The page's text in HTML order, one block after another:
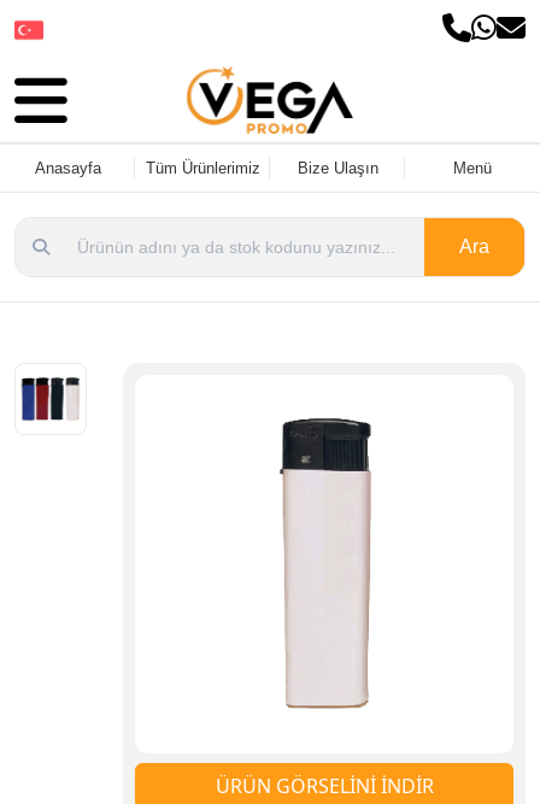
Anasayfa Tüm Ürünlerimiz Bize Ulaşın Menü
Ara
ÜRÜN GÖRSELİNİ İNDİR